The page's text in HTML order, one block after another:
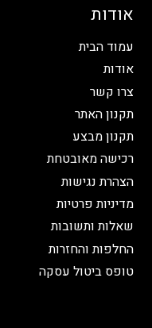
אודות
עמוד הבית
אודות
צרו קשר
תקנון האתר
תקנון מבצע
רכישה מאובטחת
הצהרת נגישות
מדיניות פרטיות
שאלות ותשובות
החלפות והחזרות
טופס ביטול עסקה